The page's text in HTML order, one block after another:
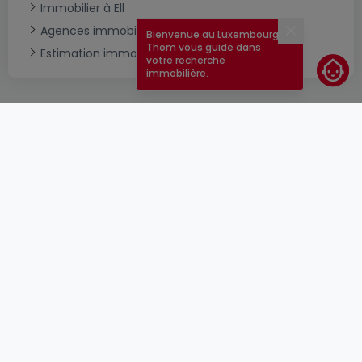
Immobilier à Ell
Agences immobilières à Ell
Estimation immobilière
Bienvenue au Luxembourg !
Thom vous guide dans
votre recherche
immobilière.